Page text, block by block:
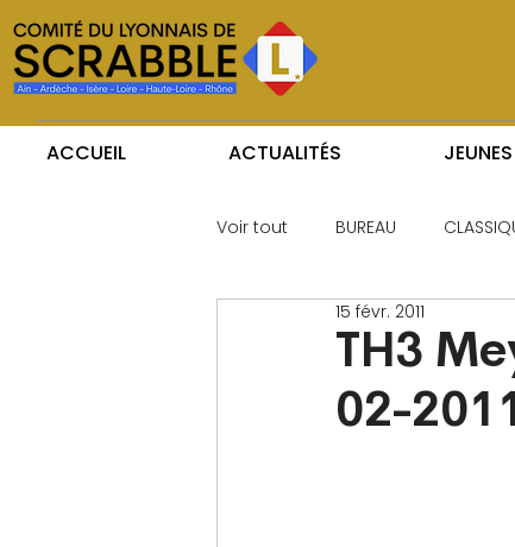
ACCUEIL ACTUALITÉS JEUNES
Voir tout BUREAU
TH3
02-
15 févr. 2011